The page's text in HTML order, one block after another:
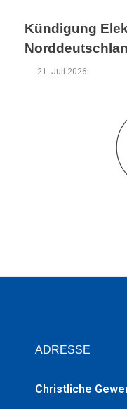
Kündigung
21. Juli 2026
ADRESSE
Christliche